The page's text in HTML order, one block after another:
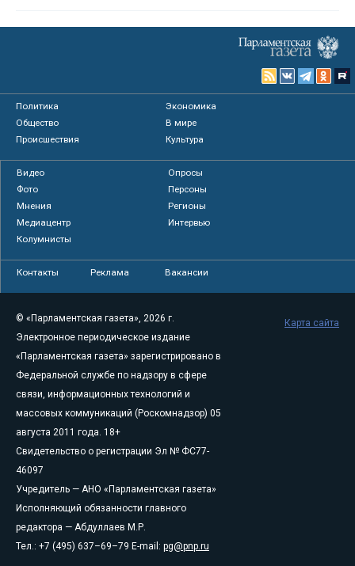
Политика
Экономика
Общество
В мире
Происшествия
Культура
Видео
Опросы
Фото
Персоны
Мнения
Регионы
Медиацентр
Интервью
Колумнисты
Контакты Реклама Вакансии
© «Парламентская газета», 2026 г.
Электронное периодическое издание
«Парламентская газета» зарегистрировано в
Федеральной службе по надзору в сфере
связи, информационных технологий и
массовых коммуникаций (Роскомнадзор) 05
августа 2011 года. 18+
Свидетельство о регистрации Эл № ФС77-
46097
Учредитель — АНО «Парламентская газета»
Исполняющий обязанности главного
редактора — Абдуллаев М.Р.
Тел.: +7 (495) 637–69–79 E-mail: pg@pnp.ru
Карта сайта